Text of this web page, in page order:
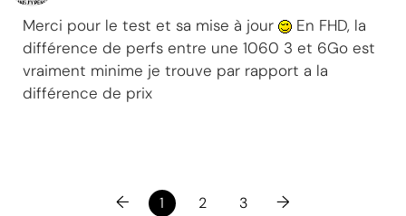
Merci pour le test et sa mise à jour
En FHD, la
différence de perfs entre une 1060 3 et 6Go est
vraiment minime je trouve par rapport a la
différence de prix
← 1 2 3 →